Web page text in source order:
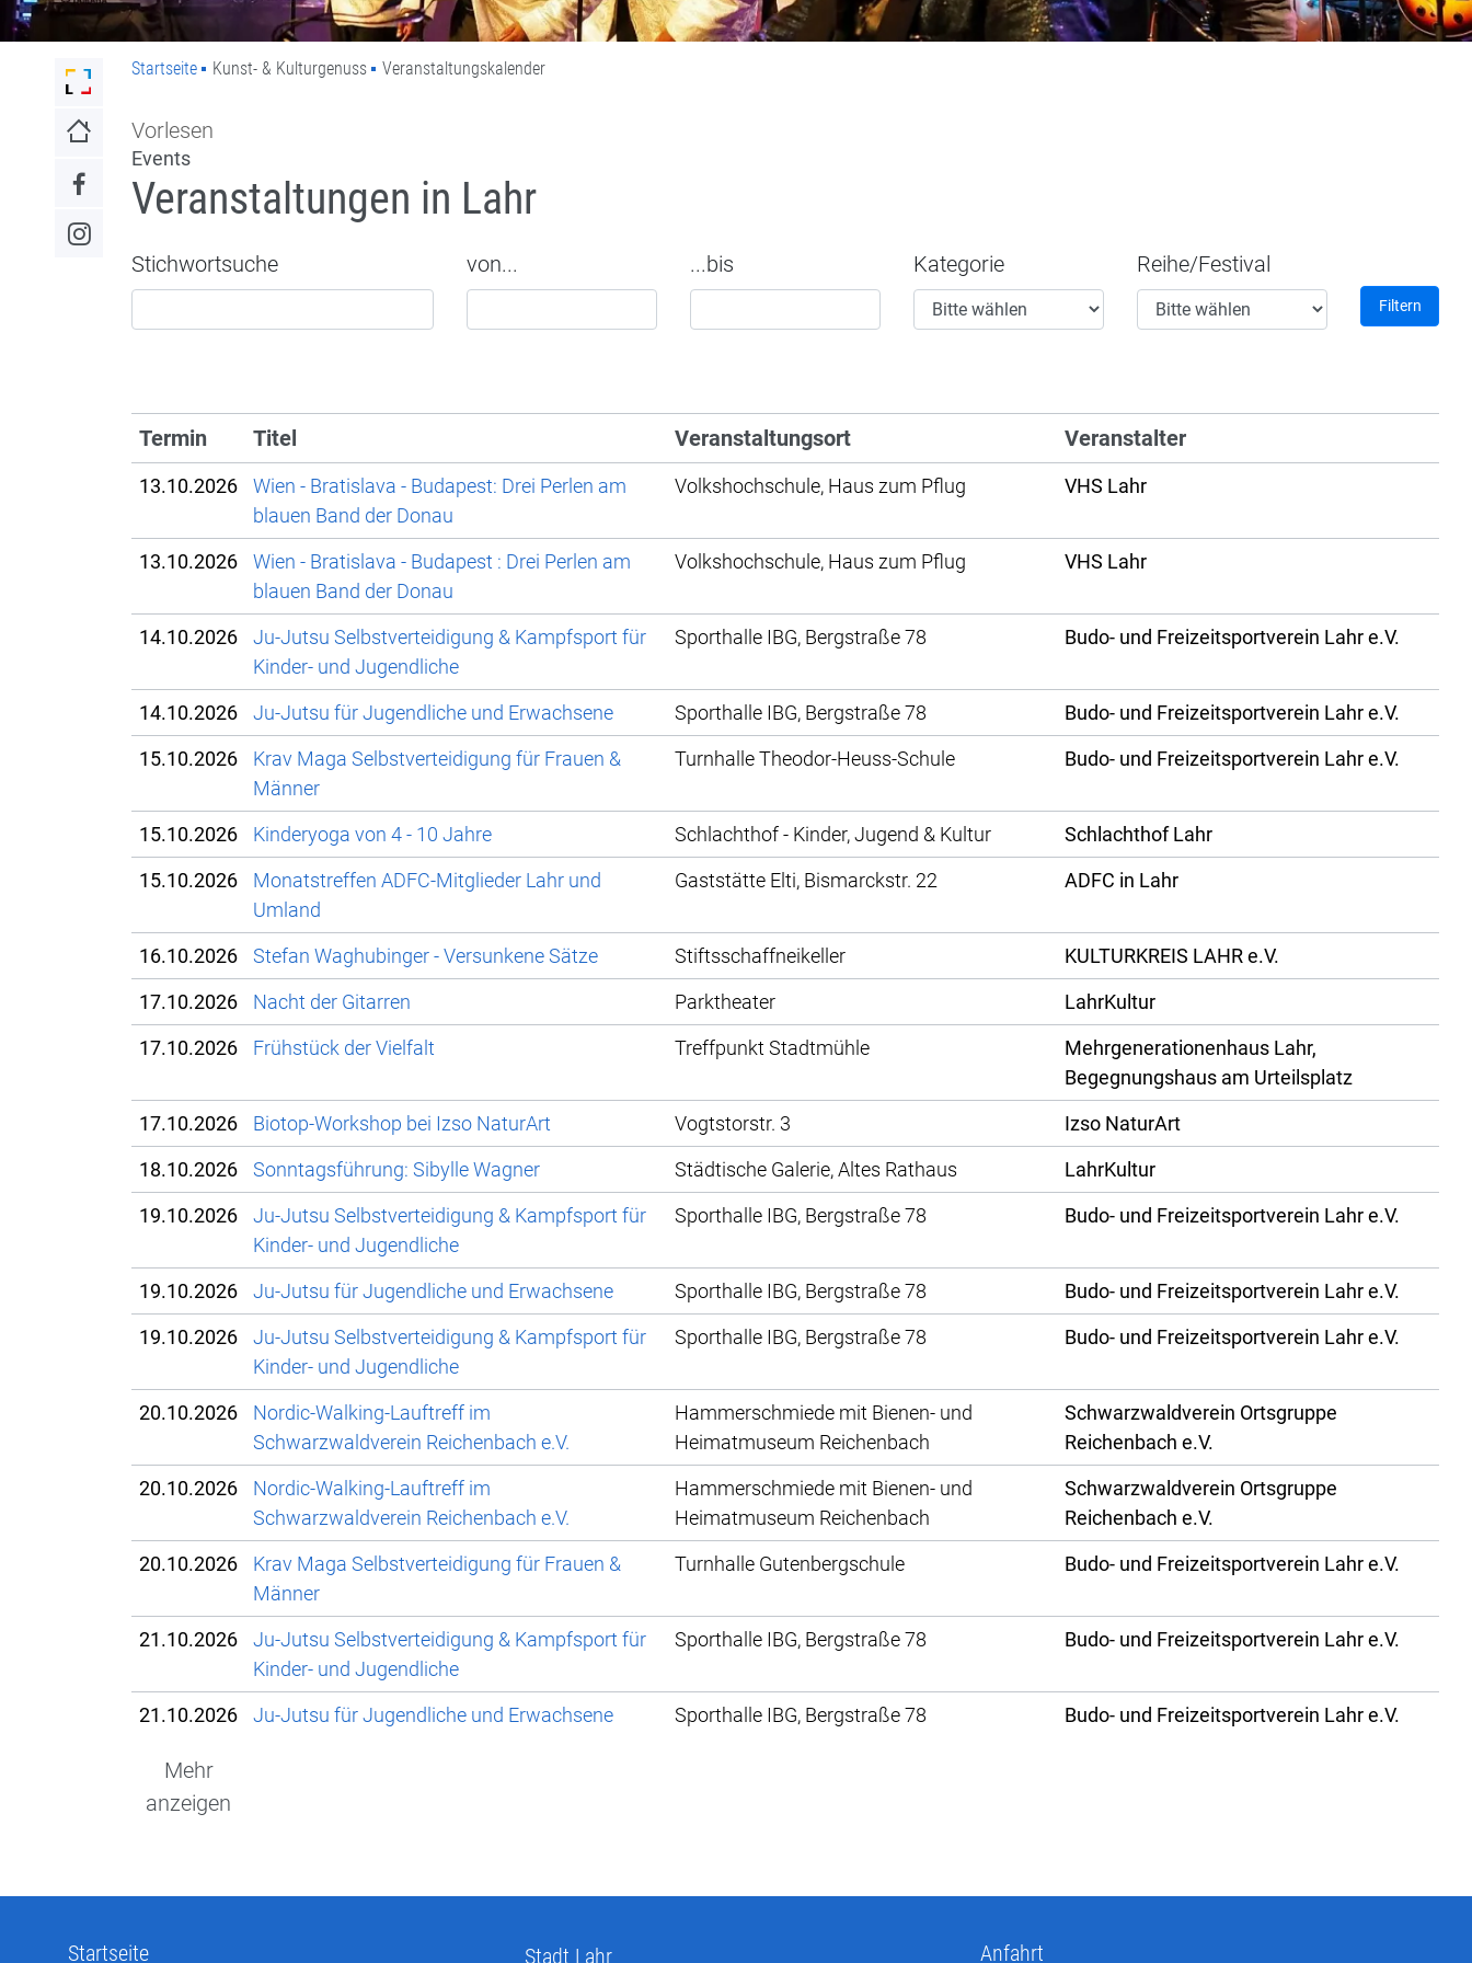
Link zur Startseite der Stadt Lahr
Link zur Startseite
Link zum Facebook-Auftritt
Link zum Instagram-Auftritt
Startseite Kunst- & Kulturgenuss Veranstaltungskalender
Vorlesen
Events
Veranstaltungen in Lahr
Stichwortsuche von... ...bis Kategorie Reihe/Festival
Filtern
Termin Titel Veranstaltungsort Veranstalter
13.10.2026
Wien - Bratislava - Budapest: Drei Perlen am
blauen Band der Donau
Volkshochschule, Haus zum Pflug VHS Lahr
13.10.2026
Wien - Bratislava - Budapest : Drei Perlen am
blauen Band der Donau
Volkshochschule, Haus zum Pflug VHS Lahr
14.10.2026
Ju-Jutsu Selbstverteidigung & Kampfsport für
Kinder- und Jugendliche
Sporthalle IBG, Bergstraße 78 Budo- und Freizeitsportverein Lahr e.V.
14.10.2026 Ju-Jutsu für Jugendliche und Erwachsene Sporthalle IBG, Bergstraße 78
Budo- und Freizeitsportverein Lahr e.V.
15.10.2026
Krav Maga Selbstverteidigung für Frauen &
Männer
Turnhalle Theodor-Heuss-Schule Budo- und Freizeitsportverein Lahr e.V.
15.10.2026 Kinderyoga von 4 - 10 Jahre Schlachthof - Kinder, Jugend & Kultur
Schlachthof Lahr
15.10.2026
Monatstreffen ADFC-Mitglieder Lahr und
Umland
Gaststätte Elti, Bismarckstr. 22 ADFC in Lahr
16.10.2026 Stefan Waghubinger - Versunkene Sätze Stiftsschaffneikeller
KULTURKREIS LAHR e.V.
17.10.2026
Nacht der Gitarren Parktheater
LahrKultur
17.10.2026
Frühstück der Vielfalt Treffpunkt Stadtmühle
Mehrgenerationenhaus Lahr,
Begegnungshaus am Urteilsplatz
17.10.2026
Biotop-Workshop bei Izso NaturArt Vogtstorstr. 3
Izso NaturArt
18.10.2026
Sonntagsführung: Sibylle Wagner Städtische Galerie, Altes Rathaus
LahrKultur
19.10.2026
Ju-Jutsu Selbstverteidigung & Kampfsport für
Kinder- und Jugendliche
Sporthalle IBG, Bergstraße 78 Budo- und Freizeitsportverein Lahr e.V.
19.10.2026 Ju-Jutsu für Jugendliche und Erwachsene Sporthalle IBG, Bergstraße 78
Budo- und Freizeitsportverein Lahr e.V.
19.10.2026
Ju-Jutsu Selbstverteidigung & Kampfsport für
Kinder- und Jugendliche
Sporthalle IBG, Bergstraße 78 Budo- und Freizeitsportverein Lahr e.V.
20.10.2026
Nordic-Walking-Lauftreff im
Schwarzwaldverein Reichenbach e.V.
Hammerschmiede mit Bienen- und
Heimatmuseum Reichenbach
Schwarzwaldverein Ortsgruppe
Reichenbach e.V.
20.10.2026
Nordic-Walking-Lauftreff im
Schwarzwaldverein Reichenbach e.V.
Hammerschmiede mit Bienen- und
Heimatmuseum Reichenbach
Schwarzwaldverein Ortsgruppe
Reichenbach e.V.
20.10.2026
Krav Maga Selbstverteidigung für Frauen &
Männer
Turnhalle Gutenbergschule Budo- und Freizeitsportverein Lahr e.V.
21.10.2026
Ju-Jutsu Selbstverteidigung & Kampfsport für
Kinder- und Jugendliche
Sporthalle IBG, Bergstraße 78 Budo- und Freizeitsportverein Lahr e.V.
21.10.2026 Ju-Jutsu für Jugendliche und Erwachsene Sporthalle IBG, Bergstraße 78 Budo- und Freizeitsportverein Lahr e.V.
Mehr
anzeigen
Startseite Stadt Lahr Anfahrt